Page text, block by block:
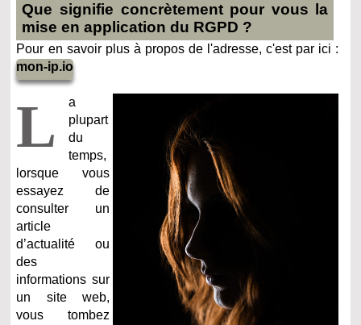
Que signifie concrètement pour vous la
mise en application du RGPD ?
Pour en savoir plus à propos de l'adresse, c'est par ici :
mon-ip.io
L
a
plupart
du
temps,
lorsque vous
essayez de
consulter un
article
d’actualité ou
des
informations sur
un site web,
vous tombez